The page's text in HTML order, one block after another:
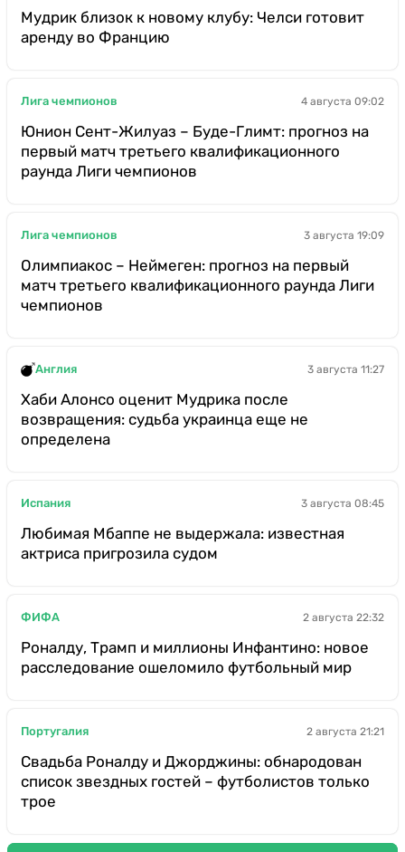
Мудрик близок к новому клубу: Челси готовит
аренду во Францию
Лига чемпионов 4 августа 09:02
Юнион Сент-Жилуаз – Буде-Глимт: прогноз на
первый матч третьего квалификационного
раунда Лиги чемпионов
Лига чемпионов 3 августа 19:09
Олимпиакос – Неймеген: прогноз на первый
матч третьего квалификационного раунда Лиги
чемпионов
Англия 3 августа 11:27
Хаби Алонсо оценит Мудрика после
возвращения: судьба украинца еще не
определена
Испания 3 августа 08:45
Любимая Мбаппе не выдержала: известная
актриса пригрозила судом
ФИФА 2 августа 22:32
Роналду, Трамп и миллионы Инфантино: новое
расследование ошеломило футбольный мир
Португалия 2 августа 21:21
Свадьба Роналду и Джорджины: обнародован
список звездных гостей – футболистов только
трое